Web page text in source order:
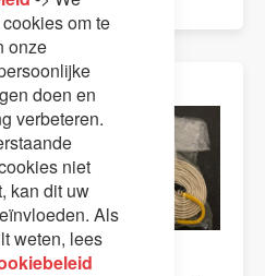
om te
onze
doen en
verbeteren.
niet
kan dit uw
Als
weten, lees